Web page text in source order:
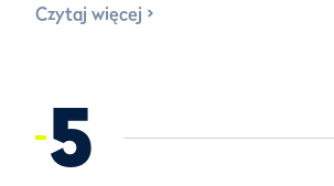
Czytaj więcej
5